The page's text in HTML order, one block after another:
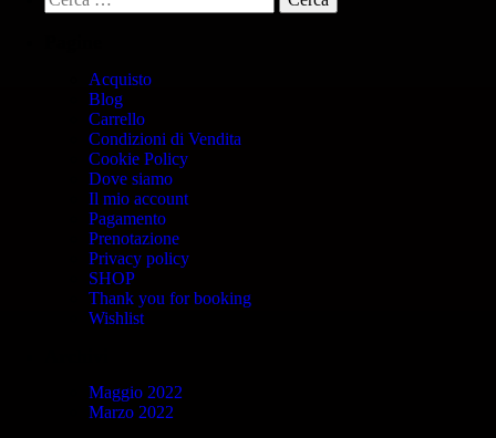
Acquisto
Blog
Carrello
Condizioni di Vendita
Cookie Policy
Dove siamo
Il mio account
Pagamento
Prenotazione
Privacy policy
SHOP
Thank you for booking
Wishlist
Maggio 2022
Marzo 2022